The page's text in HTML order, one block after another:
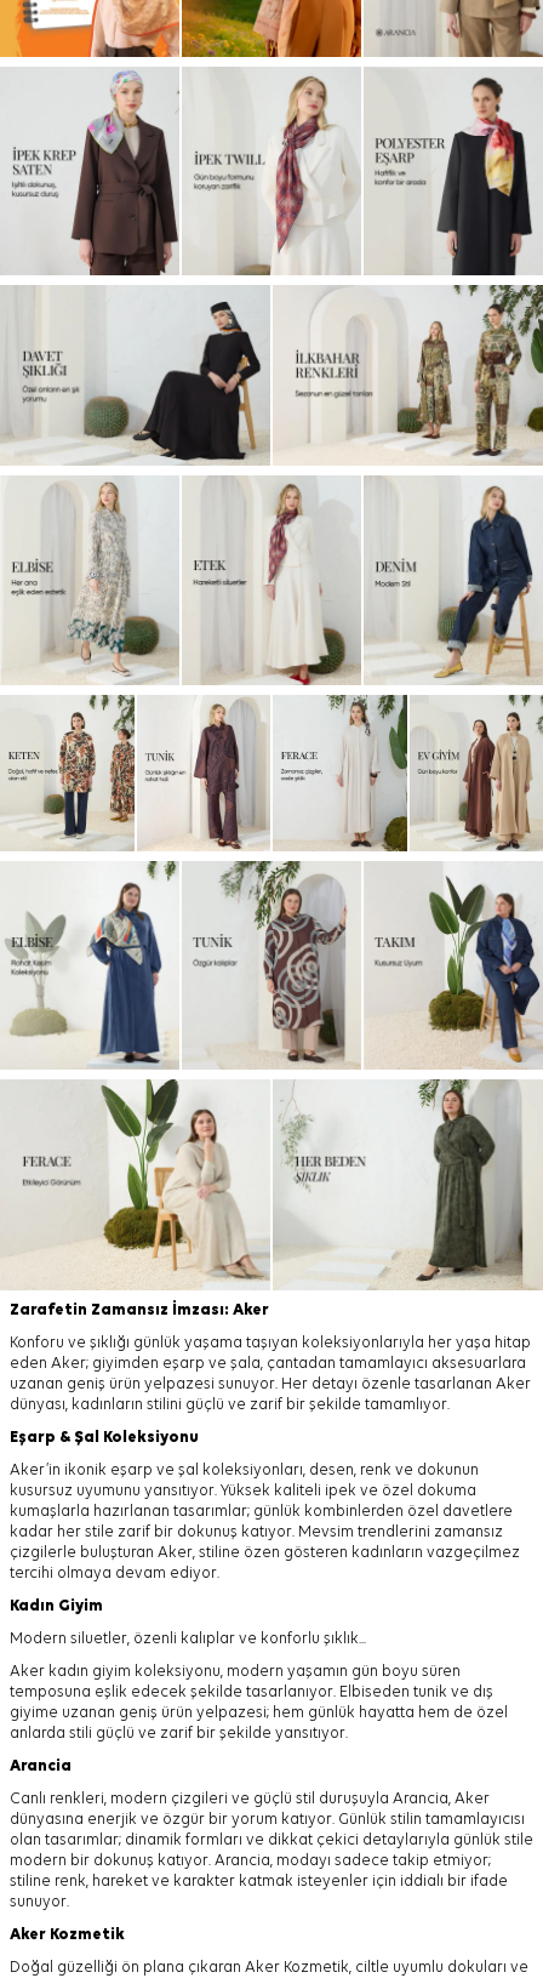
Zarafetin Zamansız İmzası: Aker
Konforu ve şıklığı günlük yaşama taşıyan koleksiyonlarıyla her yaşa hitap
eden Aker; giyimden eşarp ve şala, çantadan tamamlayıcı aksesuarlara
uzanan geniş ürün yelpazesi sunuyor. Her detayı özenle tasarlanan Aker
dünyası, kadınların stilini güçlü ve zarif bir şekilde tamamlıyor.
Eşarp & Şal Koleksiyonu
Aker’in ikonik eşarp ve şal koleksiyonları, desen, renk ve dokunun
kusursuz uyumunu yansıtıyor. Yüksek kaliteli ipek ve özel dokuma
kumaşlarla hazırlanan tasarımlar; günlük kombinlerden özel davetlere
kadar her stile zarif bir dokunuş katıyor. Mevsim trendlerini zamansız
çizgilerle buluşturan Aker, stiline özen gösteren kadınların vazgeçilmez
tercihi olmaya devam ediyor.
Kadın Giyim
Modern siluetler, özenli kalıplar ve konforlu şıklık...
Aker kadın giyim koleksiyonu, modern yaşamın gün boyu süren
temposuna eşlik edecek şekilde tasarlanıyor. Elbiseden tunik ve dış
giyime uzanan geniş ürün yelpazesi; hem günlük hayatta hem de özel
anlarda stili güçlü ve zarif bir şekilde yansıtıyor.
Arancia
Canlı renkleri, modern çizgileri ve güçlü stil duruşuyla Arancia, Aker
dünyasına enerjik ve özgür bir yorum katıyor. Günlük stilin tamamlayıcısı
olan tasarımlar; dinamik formları ve dikkat çekici detaylarıyla günlük stile
modern bir dokunuş katıyor. Arancia, modayı sadece takip etmiyor;
stiline renk, hareket ve karakter katmak isteyenler için iddialı bir ifade
sunuyor.
Aker Kozmetik
Doğal güzelliği ön plana çıkaran Aker Kozmetik, ciltle uyumlu dokuları ve